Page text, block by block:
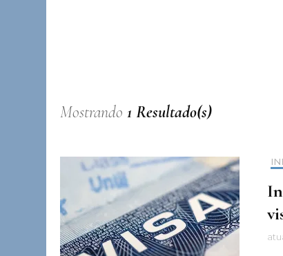
Mostrando 1 Resultado(s)